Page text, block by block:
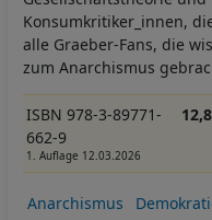
Konsumkritiker_innen,
alle Graeber-Fans, die
zum Anarchismus
ISBN 978-3-89771-
662-9
1. Auflage 12.03.2026
Anarchismus